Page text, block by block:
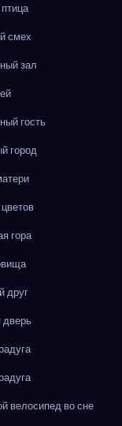
смех
зал
гость
город
гора
друг
дверь
велосипед во сне